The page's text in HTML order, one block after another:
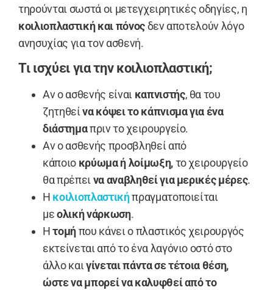
τηρούνται σωστά οι μετεγχειρητικές οδηγίες, η
κοιλιοπλαστική και πόνοςδεν αποτελούν λόγο
ανησυχίας για τον ασθενή.
Τι ισχύει για την κοιλιοπλαστική;
Αν ο ασθενής είναι καπνιστής, θα του
ζητηθείνα κόψει το κάπνισμα για ένα
διάστημαπριν το χειρουργείο.
Αν ο ασθενής προσβληθεί από
κάποιο κρύωμα ή λοίμωξη,το χειρουργείο
θα πρέπεινα αναβληθεί για μερικές μέρες.
Η κοιλιοπλαστικήπραγματοποιείται
μεολική νάρκωση.
Ητομήπου κάνει ο πλαστικός χειρουργός
εκτείνεται από το ένα λαγόνιο οστό στο
άλλο καιγίνεται πάντα σε τέτοια θέση,
ώστε να μπορεί να καλυφθεί από το